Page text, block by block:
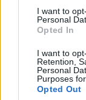
I want to
Personal
Opted In
I want to
Retention,
Personal
Purposes
Opted Out
MÁR